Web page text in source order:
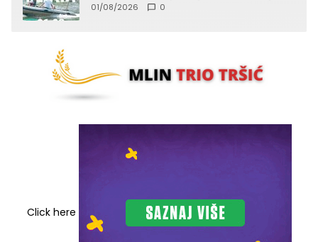
01/08/2026 0
Click here